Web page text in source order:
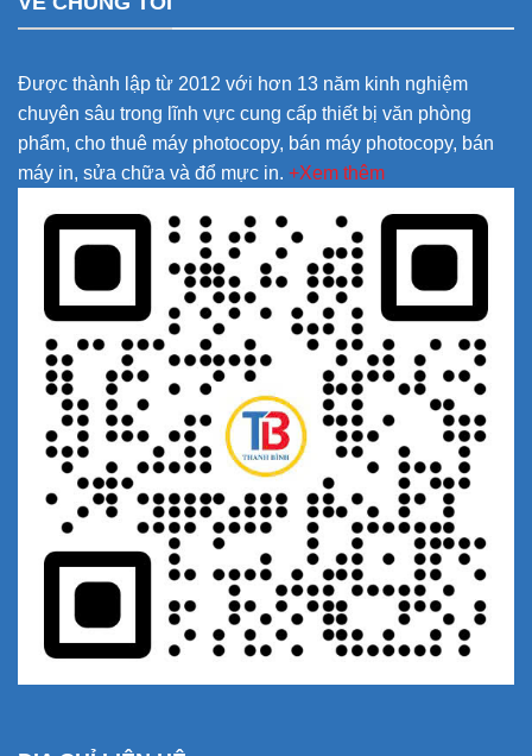
Được thành lập từ 2012 với hơn 13 năm kinh nghiệm
chuyên sâu trong lĩnh vực cung cấp thiết bị văn phòng
phẩm, cho thuê máy photocopy, bán máy photocopy, bán
máy in, sửa chữa và đổ mực in. +Xem thêm